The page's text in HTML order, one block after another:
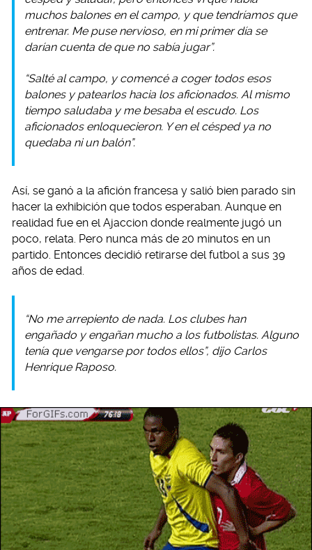
muchos balones en el campo, y que tendríamos que
entrenar. Me puse nervioso, en mi primer día se
darían cuenta de que no sabía jugar”.
“Salté al campo, y comencé a coger todos esos
balones y patearlos hacia los aficionados. Al mismo
tiempo saludaba y me besaba el escudo. Los
aficionados enloquecieron. Y en el césped ya no
quedaba ni un balón”.
Así, se ganó a la afición francesa y salió bien parado sin
hacer la exhibición que todos esperaban. Aunque en
realidad fue en el Ajaccion donde realmente jugó un
poco, relata. Pero nunca más de 20 minutos en un
partido. Entonces decidió retirarse del futbol a sus 39
años de edad.
“No me arrepiento de nada. Los clubes han
engañado y engañan mucho a los futbolistas. Alguno
tenía que vengarse por todos ellos”, dijo Carlos
Henrique Raposo.